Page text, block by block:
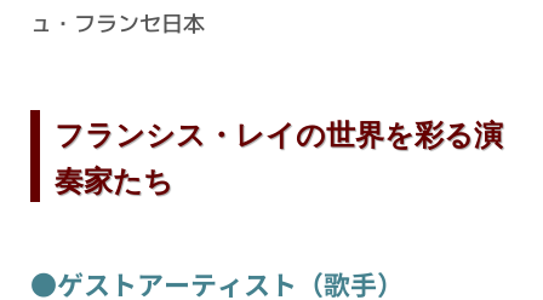
ュ・フランセ日本
フランシス・レイの世界を彩る演
奏家たち
●ゲストアーティスト（歌手）